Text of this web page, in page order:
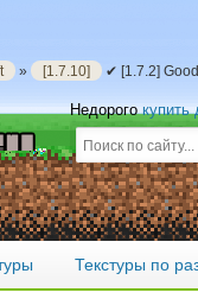
» [1.7.10] ✔ [1.7.2]
Недорогокупить
Текстуры по